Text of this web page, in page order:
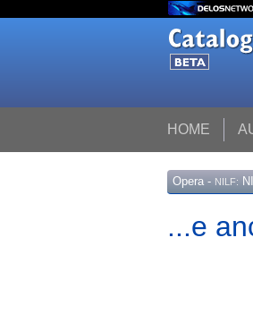
HOME
Opera - NILF:
...e